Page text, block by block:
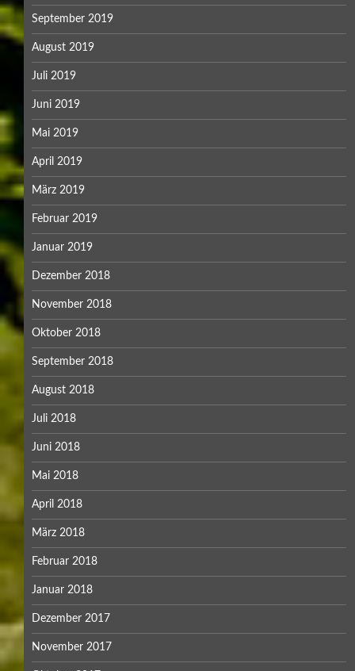
September 2019
August 2019
Juli 2019
Juni 2019
Mai 2019
April 2019
März 2019
Februar 2019
Januar 2019
Dezember 2018
November 2018
Oktober 2018
September 2018
August 2018
Juli 2018
Juni 2018
Mai 2018
April 2018
März 2018
Februar 2018
Januar 2018
Dezember 2017
November 2017